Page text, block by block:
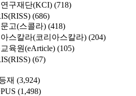
구재단(KCI) (718)
(686)
고(스콜라) (418)
스칼라(코리아스칼라) (204)
육원(eArticle) (105)
(67)
재 (3,924)
(1,498)